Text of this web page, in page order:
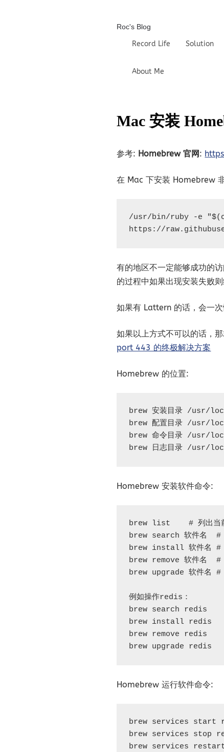
Roc's Blog
Record Life Solution
About Me
Mac 安装
参考: Homebrew 官网:
在 Mac 下安装 Homebrew
/usr/bin/ruby -e
https://
有的地区不一定能够成功的
的过程中如果出现安装失败
如果有 Lattern 的话，会一次
如果以上方式不可以的话，
port 443 的终极解决方案
Homebrew 的位置:
brew 安装目录 /usr/
brew 配置目录 /usr/
brew 命令目录 /usr/
brew 日志目录 /usr/
Homebrew 安装软件命令:
brew list    # 列出当前
brew search 软件名  #
brew install 软件名 #
brew remove 软件名  #
brew upgrade 软件名 #
例如操作redis：
brew search redis
brew install redis
brew remove redis
brew upgrade redis
Homebrew 运行软件命令:
brew services start
brew services stop
brew services